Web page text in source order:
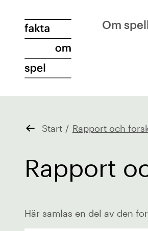
Om
Start / Rapport och
Rapport
Här samlas en del av den